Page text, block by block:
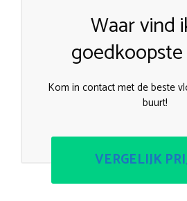
Waar vind
Kom in contact met de beste
buurt!
VERGELIJK